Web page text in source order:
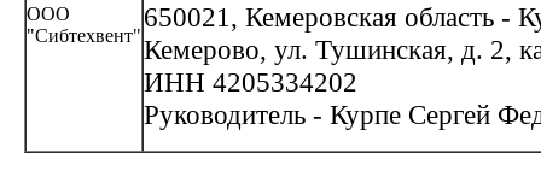
ООО
"Сибтехвент"
650021, Кемеровская область -
Кемерово, ул. Тушинская, д. 2,
ИНН 4205334202
Руководитель - Курпе Сергей